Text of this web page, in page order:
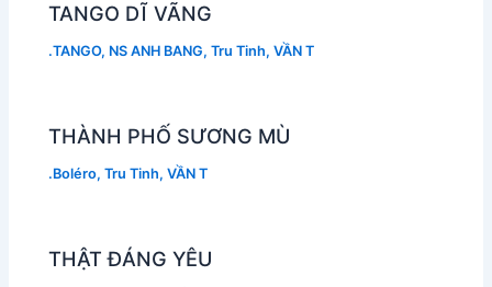
TANGO DĨ VÃNG
.TANGO, NS ANH BANG,Tru Tinh,VẦN T
THÀNH PHỐ SƯƠNG MÙ
.Boléro,Tru Tinh,VẦN T
THẬT ĐÁNG YÊU